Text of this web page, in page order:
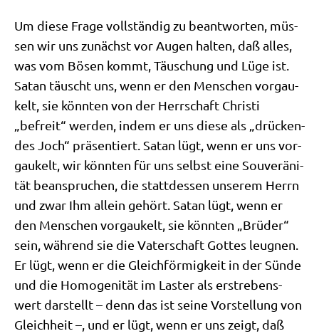
Um die­se Fra­ge voll­stän­dig zu beant­wor­ten, müs­
sen wir uns zunächst vor Augen hal­ten, daß alles,
was vom Bösen kommt, Täu­schung und Lüge ist.
Satan täuscht uns, wenn er den Men­schen vor­gau­
kelt, sie könn­ten von der Herr­schaft Chri­sti
„befreit“ wer­den, indem er uns die­se als „drücken­
des Joch“ prä­sen­tiert. Satan lügt, wenn er uns vor­
gau­kelt, wir könn­ten für uns selbst eine Sou­ve­rä­ni­
tät bean­spru­chen, die statt­des­sen unse­rem Herrn
und zwar Ihm allein gehört. Satan lügt, wenn er
den Men­schen vor­gau­kelt, sie könn­ten „Brü­der“
sein, wäh­rend sie die Vater­schaft Got­tes leug­nen.
Er lügt, wenn er die Gleich­för­mig­keit in der Sün­de
und die Homo­ge­ni­tät im Laster als erstre­bens­
wert dar­stellt – denn das ist sei­ne Vor­stel­lung von
Gleich­heit –, und er lügt, wenn er uns zeigt, daß